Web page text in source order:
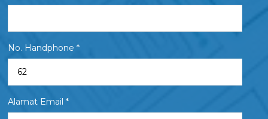
No. Handphone *
Alamat Email *